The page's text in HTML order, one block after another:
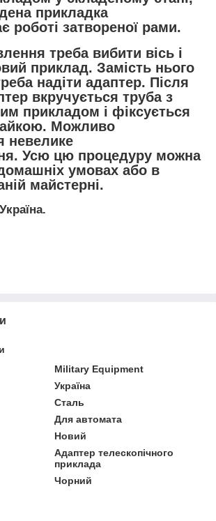
прикладка
роботі затвореної рами.
треба вибити вісь і
приклад. Замість нього
надіти адаптер. Після
вкручується труба з
прикладом і фіксується
Можливо
невелике
Усю цю процедуру можна
умовах або в
майстерні.
Military Equipment
Україна
Сталь
Для автомата
Новий
Адаптер телескопічного
приклада
Чорний